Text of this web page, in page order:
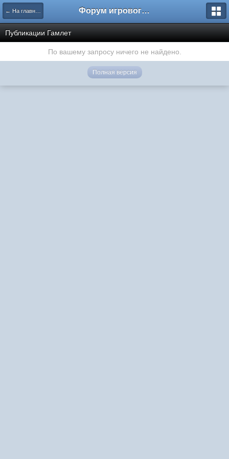
← На главную Форум игрового проекта Riverrise
Публикации Гамлет
По вашему запросу ничего не найдено.
Полная версия